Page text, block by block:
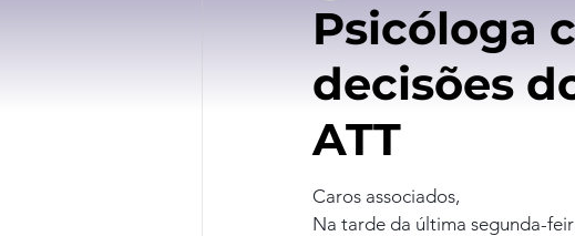
Psicóloga
decisões
ATT
Caros associados,
Na tarde da última segunda-